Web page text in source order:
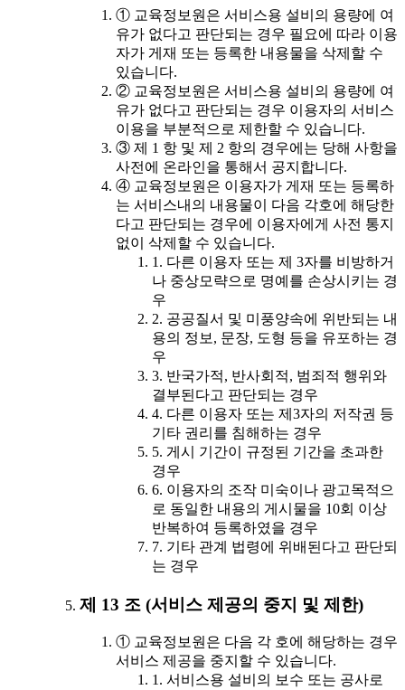
① 교육정보원은 서비스용 설비의 용량에 여
유가 없다고 판단되는 경우 필요에 따라 이용
자가 게재 또는 등록한 내용물을 삭제할 수
있습니다.
② 교육정보원은 서비스용 설비의 용량에 여
유가 없다고 판단되는 경우 이용자의 서비스
이용을 부분적으로 제한할 수 있습니다.
③ 제 1 항 및 제 2 항의 경우에는 당해 사항을
사전에 온라인을 통해서 공지합니다.
④ 교육정보원은 이용자가 게재 또는 등록하
는 서비스내의 내용물이 다음 각호에 해당한
다고 판단되는 경우에 이용자에게 사전 통지
없이 삭제할 수 있습니다.
1. 다른 이용자 또는 제 3자를 비방하거
나 중상모략으로 명예를 손상시키는 경
우
2. 공공질서 및 미풍양속에 위반되는 내
용의 정보, 문장, 도형 등을 유포하는 경
우
3. 반국가적, 반사회적, 범죄적 행위와
결부된다고 판단되는 경우
4. 다른 이용자 또는 제3자의 저작권 등
기타 권리를 침해하는 경우
5. 게시 기간이 규정된 기간을 초과한
경우
6. 이용자의 조작 미숙이나 광고목적으
로 동일한 내용의 게시물을 10회 이상
반복하여 등록하였을 경우
7. 기타 관계 법령에 위배된다고 판단되
는 경우
제 13 조 (서비스 제공의 중지 및 제한)
① 교육정보원은 다음 각 호에 해당하는 경우
서비스 제공을 중지할 수 있습니다.
1. 서비스용 설비의 보수 또는 공사로